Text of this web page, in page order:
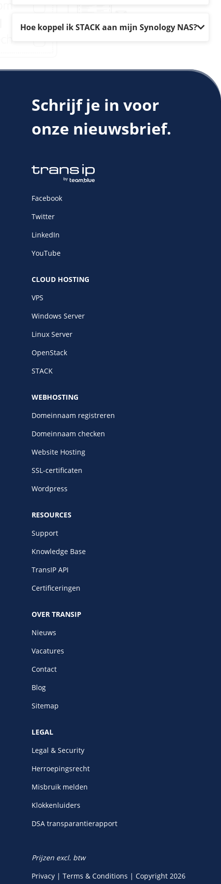
Hoe koppel ik STACK aan mijn Synology NAS?
Schrijf je in voor
onze nieuwsbrief.
Facebook
Twitter
LinkedIn
YouTube
CLOUD HOSTING
VPS
Windows Server
Linux Server
OpenStack
STACK
WEBHOSTING
Domeinnaam registreren
Domeinnaam checken
Website Hosting
SSL-certificaten
Wordpress
RESOURCES
Support
Knowledge Base
TransIP API
Certificeringen
OVER TRANSIP
Nieuws
Vacatures
Contact
Blog
Sitemap
LEGAL
Legal & Security
Herroepingsrecht
Misbruik melden
Klokkenluiders
DSA transparantierapport
Prijzen excl. btw
Privacy | Terms & Conditions | Copyright 2026